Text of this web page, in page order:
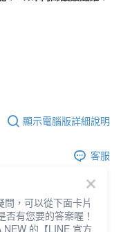
顯示電腦版詳細說明
客服
問，可以從下面卡片
否有您要的答案喔！
NEW 的【LINE 官方